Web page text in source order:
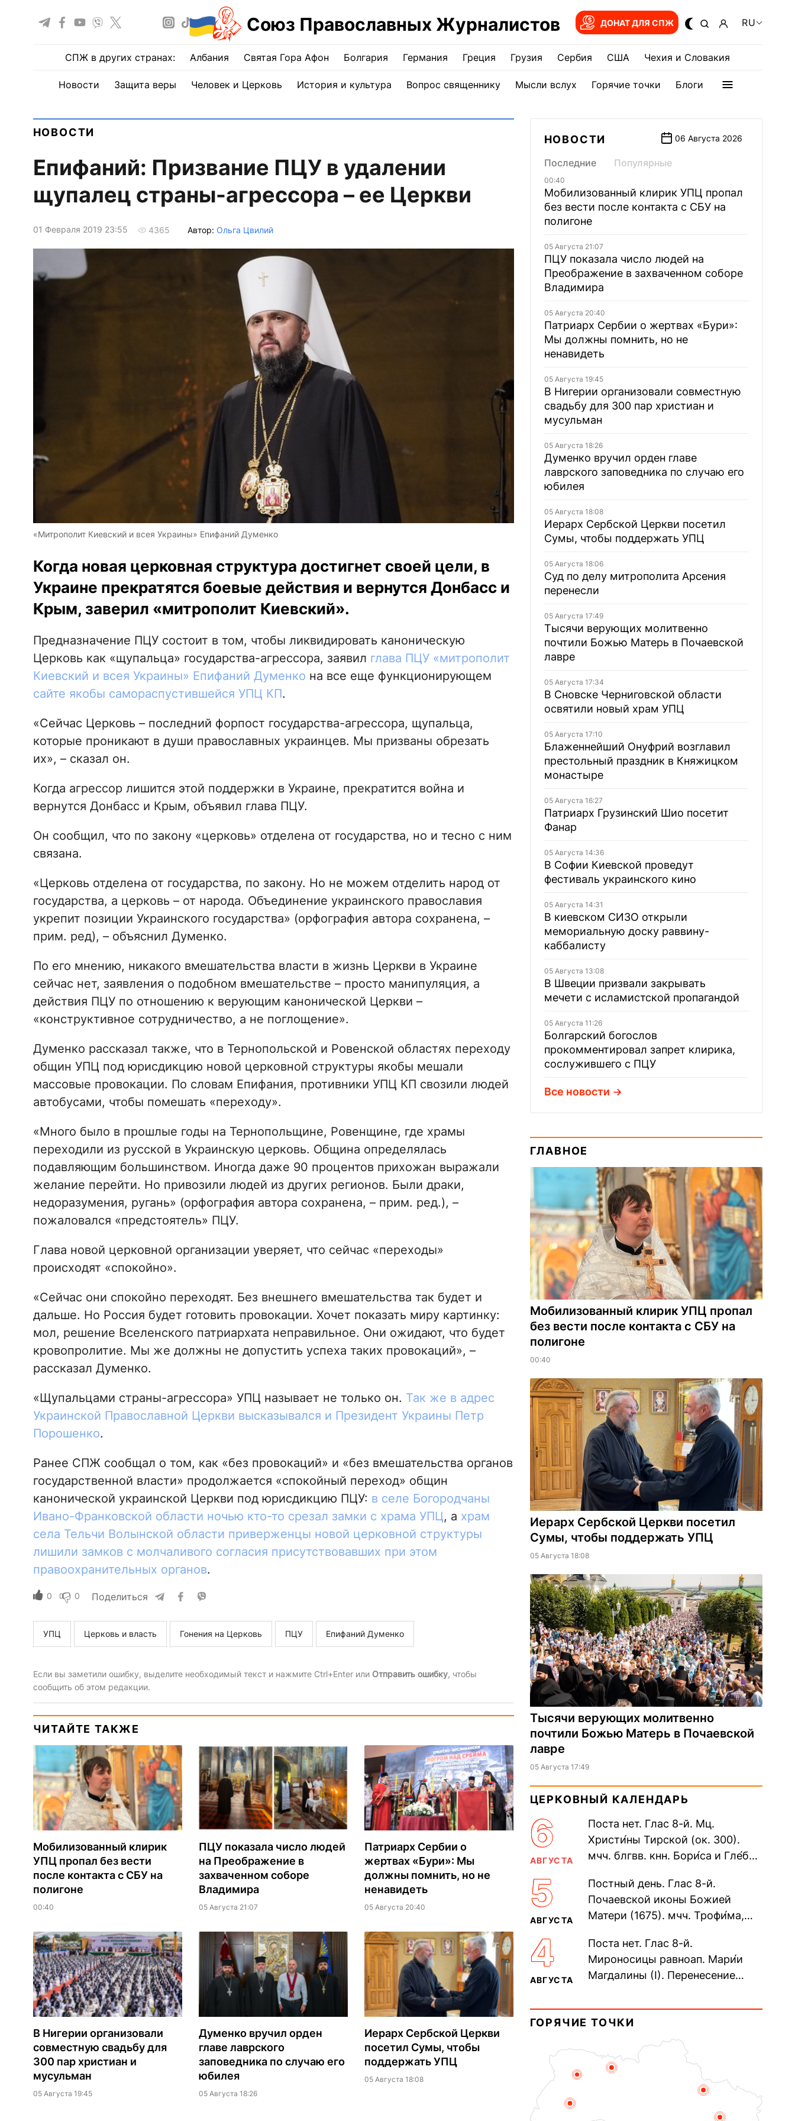
Союз Православных Журналистов ДОНАТ ДЛЯ СПЖ RU
СПЖ в других странах: Албания Святая Гора Афон Болгария Германия Греция Грузия Сербия США Чехия и Словакия
Новости Защита веры Человек и Церковь История и культура Вопрос священнику Мысли вслух Горячие точки Блоги
НОВОСТИ
Епифаний: Призвание ПЦУ в удалении
щупалец страны-агрессора – ее Церкви
01 Февраля 2019 23:55 4365 Автор: Ольга Цвилий
«Митрополит Киевский и всея Украины» Епифаний Думенко
Когда новая церковная структура достигнет своей цели, в
Украине прекратятся боевые действия и вернутся Донбасс и
Крым, заверил «митрополит Киевский».
Предназначение ПЦУ состоит в том, чтобы ликвидировать каноническую
Церковь как «щупальца» государства-агрессора, заявил глава ПЦУ «митрополит
Киевский и всея Украины» Епифаний Думенко на все еще функционирующем
сайте якобы самораспустившейся УПЦ КП.
«Сейчас Церковь – последний форпост государства-агрессора, щупальца,
которые проникают в души православных украинцев. Мы призваны обрезать
их», – сказал он.
Когда агрессор лишится этой поддержки в Украине, прекратится война и
вернутся Донбасс и Крым, объявил глава ПЦУ.
Он сообщил, что по закону «церковь» отделена от государства, но и тесно с ним
связана.
«Церковь отделена от государства, по закону. Но не можем отделить народ от
государства, а церковь – от народа. Объединение украинского православия
укрепит позиции Украинского государства» (орфография автора сохранена, –
прим. ред), – объяснил Думенко.
По его мнению, никакого вмешательства власти в жизнь Церкви в Украине
сейчас нет, заявления о подобном вмешательстве – просто манипуляция, а
действия ПЦУ по отношению к верующим канонической Церкви –
«конструктивное сотрудничество, а не поглощение».
Думенко рассказал также, что в Тернопольской и Ровенской областях переходу
общин УПЦ под юрисдикцию новой церковной структуры якобы мешали
массовые провокации. По словам Епифания, противники УПЦ КП свозили людей
автобусами, чтобы помешать «переходу».
«Много было в прошлые годы на Тернопольщине, Ровенщине, где храмы
переходили из русской в Украинскую церковь. Община определялась
подавляющим большинством. Иногда даже 90 процентов прихожан выражали
желание перейти. Но привозили людей из других регионов. Были драки,
недоразумения, ругань» (орфография автора сохранена, – прим. ред.), –
пожаловался «предстоятель» ПЦУ.
Глава новой церковной организации уверяет, что сейчас «переходы»
происходят «спокойно».
«Сейчас они спокойно переходят. Без внешнего вмешательства так будет и
дальше. Но Россия будет готовить провокации. Хочет показать миру картинку:
мол, решение Вселенского патриархата неправильное. Они ожидают, что будет
кровопролитие. Мы же должны не допустить успеха таких провокаций», –
рассказал Думенко.
«Щупальцами страны-агрессора» УПЦ называет не только он. Так же в адрес
Украинской Православной Церкви высказывался и Президент Украины Петр
Порошенко.
Ранее СПЖ сообщал о том, как «без провокаций» и «без вмешательства органов
государственной власти» продолжается «спокойный переход» общин
канонической украинской Церкви под юрисдикцию ПЦУ: в селе Богородчаны
Ивано-Франковской области ночью кто-то срезал замки с храма УПЦ, а храм
села Тельчи Волынской области приверженцы новой церковной структуры
лишили замков с молчаливого согласия присутствовавших при этом
правоохранительных органов.
0 0 Поделиться
УПЦ Церковь и власть Гонения на Церковь ПЦУ Епифаний Думенко
Если вы заметили ошибку, выделите необходимый текст и нажмите Ctrl+Enter или Отправить ошибку, чтобы
сообщить об этом редакции.
ЧИТАЙТЕ ТАКЖЕ
Мобилизованный клирик
УПЦ пропал без вести
после контакта с СБУ на
полигоне
00:40
ПЦУ показала число людей
на Преображение в
захваченном соборе
Владимира
05 Августа 21:07
Патриарх Сербии о
жертвах «Бури»: Мы
должны помнить, но не
ненавидеть
05 Августа 20:40
В Нигерии организовали
совместную свадьбу для
300 пар христиан и
мусульман
05 Августа 19:45
Думенко вручил орден
главе лаврского
заповедника по случаю его
юбилея
05 Августа 18:26
Иерарх Сербской Церкви
посетил Сумы, чтобы
поддержать УПЦ
05 Августа 18:08
НОВОСТИ 06 Августа 2026
Последние Популярные
00:40
Мобилизованный клирик УПЦ пропал
без вести после контакта с СБУ на
полигоне
05 Августа 21:07
ПЦУ показала число людей на
Преображение в захваченном соборе
Владимира
05 Августа 20:40
Патриарх Сербии о жертвах «Бури»:
Мы должны помнить, но не
ненавидеть
05 Августа 19:45
В Нигерии организовали совместную
свадьбу для 300 пар христиан и
мусульман
05 Августа 18:26
Думенко вручил орден главе
лаврского заповедника по случаю его
юбилея
05 Августа 18:08
Иерарх Сербской Церкви посетил
Сумы, чтобы поддержать УПЦ
05 Августа 18:06
Суд по делу митрополита Арсения
перенесли
05 Августа 17:49
Тысячи верующих молитвенно
почтили Божью Матерь в Почаевской
лавре
05 Августа 17:34
В Сновске Черниговской области
освятили новый храм УПЦ
05 Августа 17:10
Блаженнейший Онуфрий возглавил
престольный праздник в Княжицком
монастыре
05 Августа 16:27
Патриарх Грузинский Шио посетит
Фанар
05 Августа 14:36
В Софии Киевской проведут
фестиваль украинского кино
05 Августа 14:31
В киевском СИЗО открыли
мемориальную доску раввину-
каббалисту
05 Августа 13:08
В Швеции призвали закрывать
мечети с исламистской пропагандой
05 Августа 11:26
Болгарский богослов
прокомментировал запрет клирика,
сослужившего с ПЦУ
Все новости
ГЛАВНОЕ
Мобилизованный клирик УПЦ пропал
без вести после контакта с СБУ на
полигоне
00:40
Иерарх Сербской Церкви посетил
Сумы, чтобы поддержать УПЦ
05 Августа 18:08
Тысячи верующих молитвенно
почтили Божью Матерь в Почаевской
лавре
05 Августа 17:49
ЦЕРКОВНЫЙ КАЛЕНДАРЬ
6
АВГУСТА
Поста нет. Глас 8-й. Мц.
Христи́ны Тирской (ок. 300).
мчч. блгвв. кнн. Бори́са и Гле́ба,
Дави́да (1015). Прп....
5
АВГУСТА
Постный день. Глас 8-й.
Почаевской иконы Божией
Матери (1675). мчч. Трофи́ма,
мучеников (284–305). прав.
воина Фео́дора...
4
АВГУСТА
Поста нет. Глас 8-й.
Мироносицы равноап. Мари́и
Магдалины (I). Перенесение
Синопского (403–404). Прп.
Корни́лия...
ГОРЯЧИЕ ТОЧКИ